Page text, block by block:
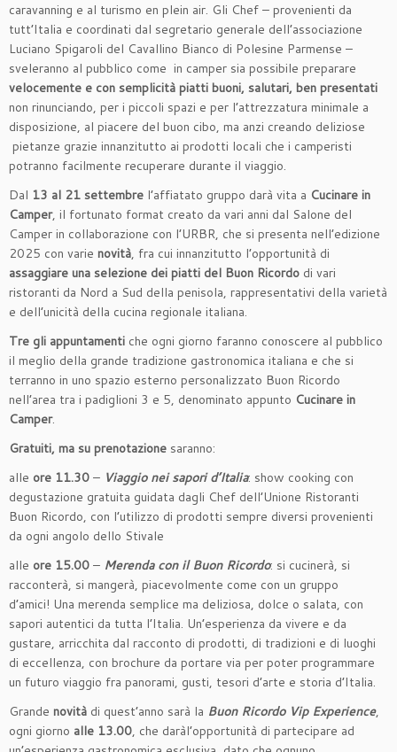
caravanning e al turismo en plein air. Gli Chef – provenienti da
tutt’Italia e coordinati dal segretario generale dell’associazione
Luciano Spigaroli del Cavallino Bianco di Polesine Parmense –
sveleranno al pubblico come in camper sia possibile preparare
velocemente e con semplicità piatti buoni, salutari, ben presentati
non rinunciando, per i piccoli spazi e per l’attrezzatura minimale a
disposizione, al piacere del buon cibo, ma anzi creando deliziose
pietanze grazie innanzitutto ai prodotti locali che i camperisti
potranno facilmente recuperare durante il viaggio.
Dal 13 al 21 settembre l’affiatato gruppo darà vita a Cucinare in
Camper, il fortunato format creato da vari anni dal Salone del
Camper in collaborazione con l’URBR, che si presenta nell’edizione
2025 con varie novità, fra cui innanzitutto l’opportunità di
assaggiare una selezione dei piatti del Buon Ricordo di vari
ristoranti da Nord a Sud della penisola, rappresentativi della varietà
e dell’unicità della cucina regionale italiana.
Tre gli appuntamenti che ogni giorno faranno conoscere al pubblico
il meglio della grande tradizione gastronomica italiana e che si
terranno in uno spazio esterno personalizzato Buon Ricordo
nell’area tra i padiglioni 3 e 5, denominato appunto Cucinare in
Camper.
Gratuiti, ma su prenotazione saranno:
alle ore 11.30 – Viaggio nei sapori d’Italia: show cooking con
degustazione gratuita guidata dagli Chef dell’Unione Ristoranti
Buon Ricordo, con l’utilizzo di prodotti sempre diversi provenienti
da ogni angolo dello Stivale
alle ore 15.00 – Merenda con il Buon Ricordo: si cucinerà, si
racconterà, si mangerà, piacevolmente come con un gruppo
d’amici! Una merenda semplice ma deliziosa, dolce o salata, con
sapori autentici da tutta l’Italia. Un’esperienza da vivere e da
gustare, arricchita dal racconto di prodotti, di tradizioni e di luoghi
di eccellenza, con brochure da portare via per poter programmare
un futuro viaggio fra panorami, gusti, tesori d’arte e storia d’Italia.
Grande novità di quest’anno sarà la Buon Ricordo Vip Experience,
ogni giorno alle 13.00, che daràl’opportunità di partecipare ad